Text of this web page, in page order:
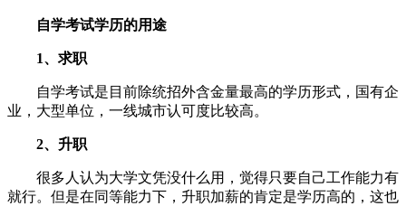
自学考试学历的用途
1、求职
自学考试是目前除统招外含金量最高的学历形式，国有企
业，大型单位，一线城市认可度比较高。
2、升职
很多人认为大学文凭没什么用，觉得只要自己工作能力有
就行。但是在同等能力下，升职加薪的肯定是学历高的，这也